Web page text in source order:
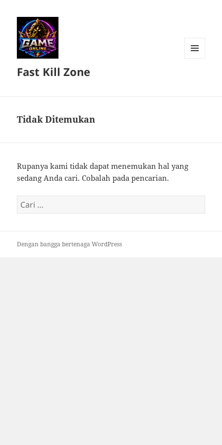
Fast Kill Zone
Tidak Ditemukan
Rupanya kami tidak dapat menemukan hal yang
sedang Anda cari. Cobalah pada pencarian.
Cari
untuk:
Dengan bangga bertenaga WordPress